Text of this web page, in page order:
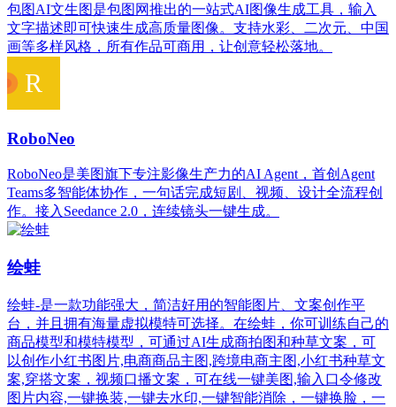
包图AI文生图是包图网推出的一站式AI图像生成工具，输入
文字描述即可快速生成高质量图像。支持水彩、二次元、中国
画等多样风格，所有作品可商用，让创意轻松落地。
RoboNeo
RoboNeo是美图旗下专注影像生产力的AI Agent，首创Agent
Teams多智能体协作，一句话完成短剧、视频、设计全流程创
作。接入Seedance 2.0，连续镜头一键生成。
绘蛙
绘蛙-是一款功能强大，简洁好用的智能图片、文案创作平
台，并且拥有海量虚拟模特可选择。在绘蛙，你可训练自己的
商品模型和模特模型，可通过AI生成商拍图和种草文案，可
以创作小红书图片,电商商品主图,跨境电商主图,小红书种草文
案,穿搭文案，视频口播文案，可在线一键美图,输入口令修改
图片内容,一键换装,一键去水印,一键智能消除，一键换脸，一